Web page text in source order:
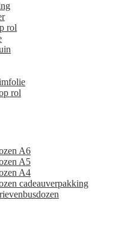
rol
rol
A6
A5
A4
cadeauverpakking